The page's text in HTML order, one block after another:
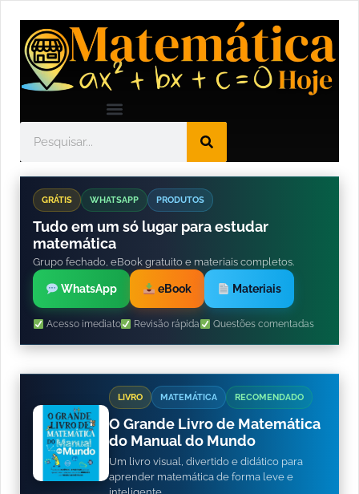
GRÁTIS WHATSAPP PRODUTOS
Tudo em um só lugar para estudar
matemática
Grupo fechado, eBook gratuito e materiais completos.
WhatsApp eBook Materiais
Acesso imediato Revisão rápida Questões comentadas
LIVRO MATEMÁTICA RECOMENDADO
O Grande Livro de Matemática
do Manual do Mundo
Um livro visual, divertido e didático para
aprender matemática de forma leve e